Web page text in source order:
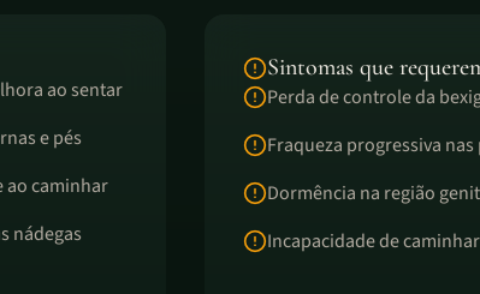
ao sentar
e pés
ao caminhar
nádegas
Sintomas que
Perda de controle da
Fraqueza progressiva nas
Dormência na região
Incapacidade de